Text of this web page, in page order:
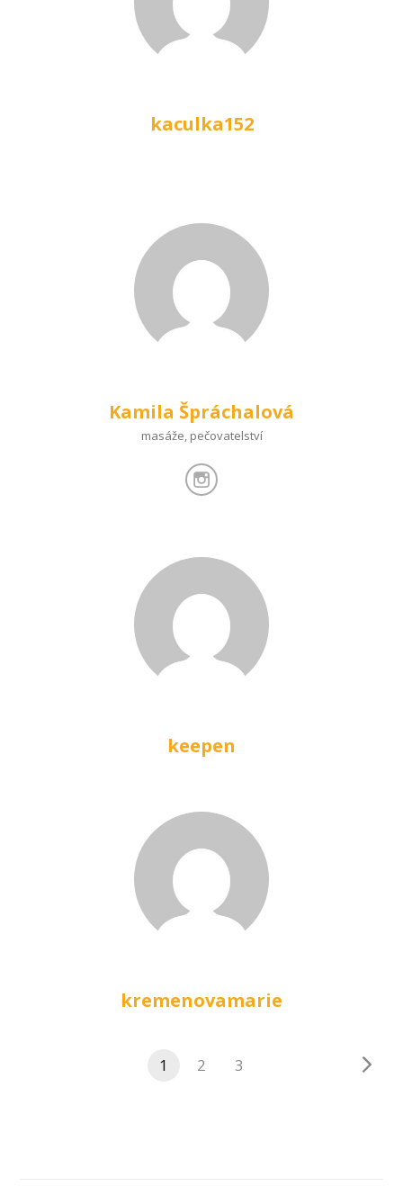
kaculka152
Kamila Špráchalová
masáže, pečovatelství
keepen
kremenovamarie
1 2 3